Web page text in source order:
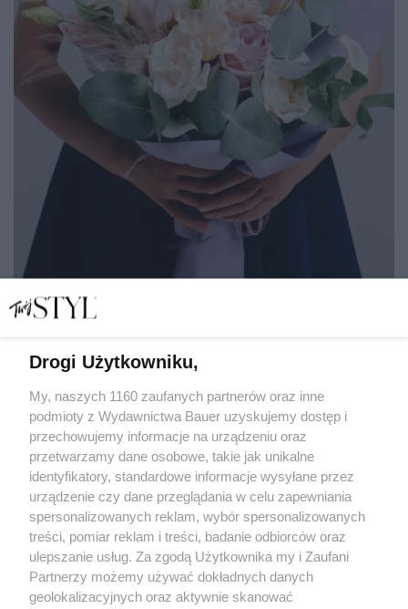
naprawdę poczuł się doceniony?
MARIANNA WALISZEWSKA
PIĘKNE ŻYCIE
Drogi Użytkowniku,
My, naszych 1160 zaufanych partnerów oraz inne
podmioty z Wydawnictwa Bauer uzyskujemy dostęp i
przechowujemy informacje na urządzeniu oraz
przetwarzamy dane osobowe, takie jak unikalne
identyfikatory, standardowe informacje wysyłane przez
urządzenie czy dane przeglądania w celu zapewniania
spersonalizowanych reklam, wybór spersonalizowanych
treści, pomiar reklam i treści, badanie odbiorców oraz
ulepszanie usług. Za zgodą Użytkownika my i Zaufani
Partnerzy możemy używać dokładnych danych
geolokalizacyjnych oraz aktywnie skanować